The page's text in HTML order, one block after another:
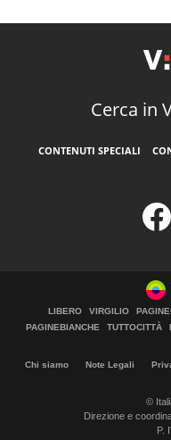
Cerca in
CONTENUTI SPECIALI
LIBERO VIRGILIO
PAGINEBIANCHE
TUTTOCITTÀ
Chi siamo Note Legali
©
Direzione e
P.